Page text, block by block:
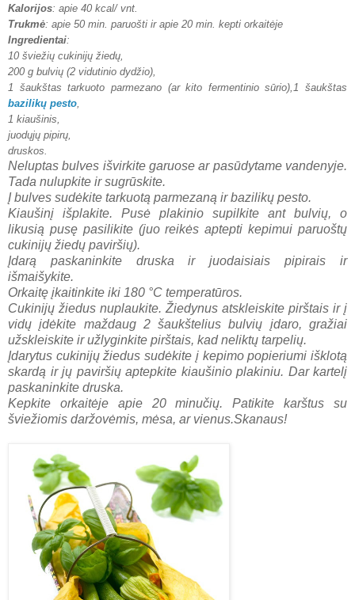
Kalorijos: apie 40 kcal/ vnt.
Trukmė: apie 50 min. paruošti ir apie 20 min. kepti orkaitėje
Ingredientai:
10 šviežių cukinijų žiedų,
200 g bulvių (2 vidutinio dydžio),
1 šaukštas tarkuoto parmezano (ar kito fermentinio sūrio), 1 šaukštas
bazilikų pesto
1 kiaušinis,
juodųjų pipirų,
druskos.
Neluptas bulves išvirkite garuose ar pasūdytame vandenyje.
Tada nulupkite ir sugrūskite.
Į bulves sudėkite tarkuotą parmezaną ir bazilikų pesto.
Kiaušinį išplakite. Pusė plakinio supilkite ant bulvių, o
likusią pusę pasilikite (juo reikės aptepti kepimui paruoštų
cukinijų žiedų paviršių).
Įdarą paskaninkite druska ir juodaisiais pipirais ir
išmaišykite.
Orkaitę įkaitinkite iki 180 °C temperatūros.
Cukinijų žiedus nuplaukite. Žiedynus atskleiskite pirštais ir į
vidų įdėkite maždaug 2 šaukštelius bulvių įdaro, gražiai
užskleiskite ir užlyginkite pirštais, kad neliktų tarpelių.
Įdarytus cukinijų žiedus sudėkite į kepimo popieriumi išklotą
skardą ir jų paviršių aptepkite kiaušinio plakiniu. Dar kartelį
paskaninkite druska.
Kepkite orkaitėje apie 20 minučių. Patikite karštus su
šviežiomis daržovėmis, mėsa, ar vienus.Skanaus!